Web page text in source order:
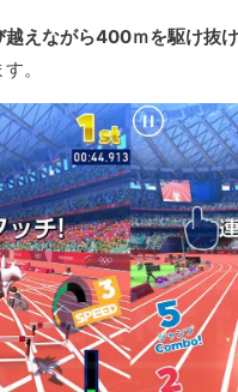
越えながら400ｍを駆け抜
。